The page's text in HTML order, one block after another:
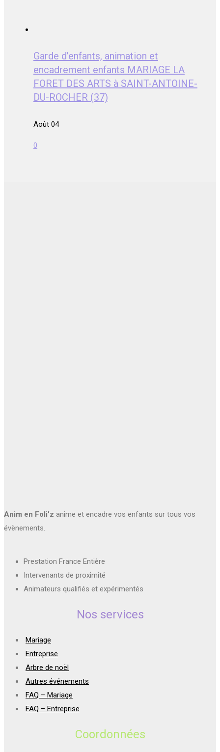
Garde d’enfants, animation et
encadrement enfants MARIAGE LA
FORET DES ARTS à SAINT-ANTOINE-
DU-ROCHER (37)
Août 04
0
Anim en Foli'z anime et encadre vos enfants sur tous vos
évènements.
Prestation France Entière
Intervenants de proximité
Animateurs qualifiés et expérimentés
Nos services
Mariage
Entreprise
Arbre de noël
Autres événements
FAQ – Mariage
FAQ – Entreprise
Coordonnées